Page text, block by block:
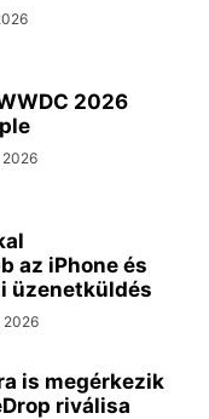
2026
2026
az iPhone és
üzenetküldés
2026
is megérkezik
riválisa